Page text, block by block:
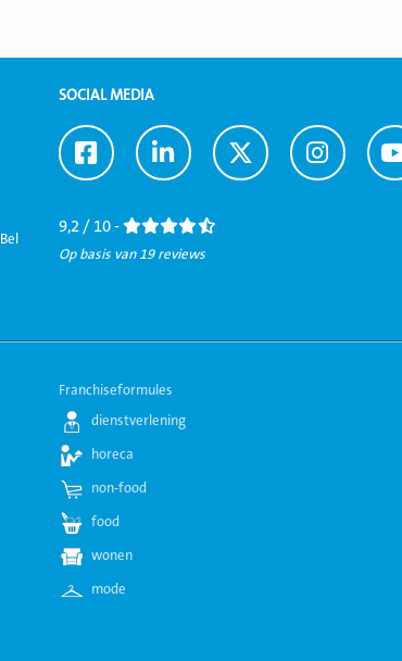
SOCIAL MEDIA
Ga
naar
Ga
naar
Ga
naar
Ga
naar
9,2 / 10 -
Op basis van 19 reviews
Franchiseformules
dienstverlening
horeca
non-food
food
wonen
mode